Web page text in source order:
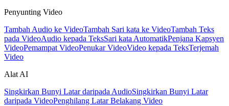
Penyunting Video
Tambah Audio ke VideoTambah Sari kata ke VideoTambah Teks
pada VideoAudio kepada TeksSari kata AutomatikPenjana Kapsyen
VideoPemampat VideoPenukar VideoVideo kepada TeksTerjemah
Video
Alat AI
Singkirkan Bunyi Latar daripada AudioSingkirkan Bunyi Latar
daripada VideoPenghilang Latar Belakang Video